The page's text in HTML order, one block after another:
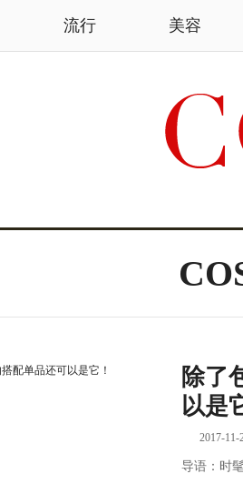
流行 美容
除了
以是
2017-11-
导语：时